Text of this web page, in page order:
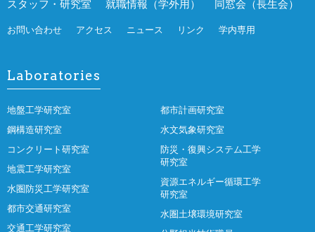
スタッフ・研究室
就職情報（学外用） 同窓会（長生会）
お問い合わせ アクセス ニュース リンク 学内専用
Laboratories
地盤工学研究室
鋼構造研究室
コンクリート研究室
地震工学研究室
水圏防災工学研究室
都市交通研究室
交通工学研究室
都市計画研究室
水文気象研究室
防災・復興システム工学
研究室
資源エネルギー循環工学
研究室
水圏土壌環境研究室